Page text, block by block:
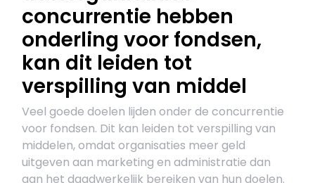
concurrentie hebben
onderling voor fondsen,
kan dit leiden tot
verspilling van middel
Veel goede doelen lijden onder de concurrentie
voor fondsen. Dit kan leiden tot verspilling van
middelen, omdat organisaties meer geld
uitgeven aan marketing en administratie dan
aan het daadwerkelijk bereiken van hun doelen.